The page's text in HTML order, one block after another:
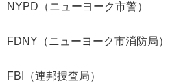
NYPD（ニューヨーク市警）
FDNY（ニューヨーク市消防局）
FBI（連邦捜査局）